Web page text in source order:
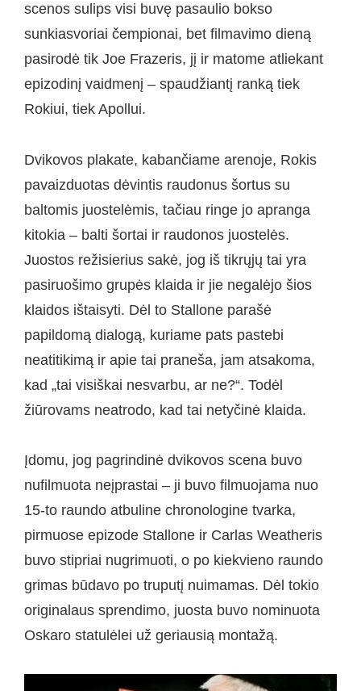
scenos sulips visi buvę pasaulio bokso
sunkiasvoriai čempionai, bet filmavimo dieną
pasirodė tik Joe Frazeris, jį ir matome atliekant
epizodinį vaidmenį – spaudžiantį ranką tiek
Rokiui, tiek Apollui.
Dvikovos plakate, kabančiame arenoje, Rokis
pavaizduotas dėvintis raudonus šortus su
baltomis juostelėmis, tačiau ringe jo apranga
kitokia – balti šortai ir raudonos juostelės.
Juostos režisierius sakė, jog iš tikrųjų tai yra
pasiruošimo grupės klaida ir jie negalėjo šios
klaidos ištaisyti. Dėl to Stallone parašė
papildomą dialogą, kuriame pats pastebi
neatitikimą ir apie tai praneša, jam atsakoma,
kad „tai visiškai nesvarbu, ar ne?“. Todėl
žiūrovams neatrodo, kad tai netyčinė klaida.
Įdomu, jog pagrindinė dvikovos scena buvo
nufilmuota neįprastai – ji buvo filmuojama nuo
15-to raundo atbuline chronologine tvarka,
pirmuose epizode Stallone ir Carlas Weatheris
buvo stipriai nugrimuoti, o po kiekvieno raundo
grimas būdavo po truputį nuimamas. Dėl tokio
originalaus sprendimo, juosta buvo nominuota
Oskaro statulėlei už geriausią montažą.